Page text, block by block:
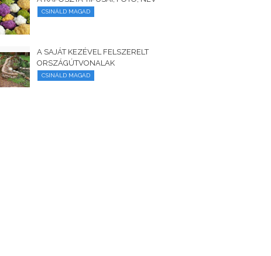
CSINÁLD MAGAD
A SAJÁT KEZÉVEL FELSZERELT
ORSZÁGÚTVONALAK
CSINÁLD MAGAD